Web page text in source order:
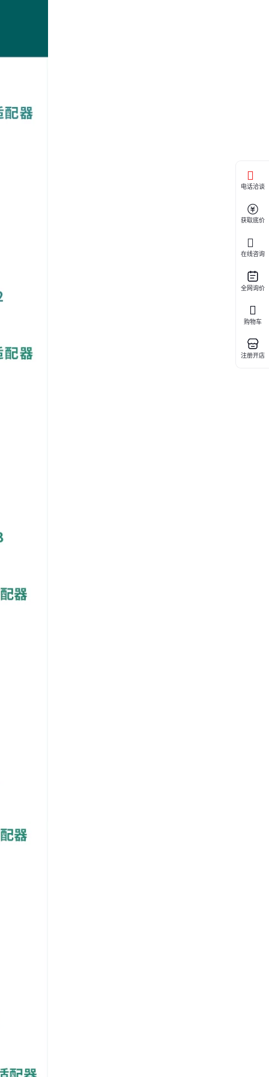
电话洽谈
获取底价
在线咨询
全网询价
购物车
注册开店